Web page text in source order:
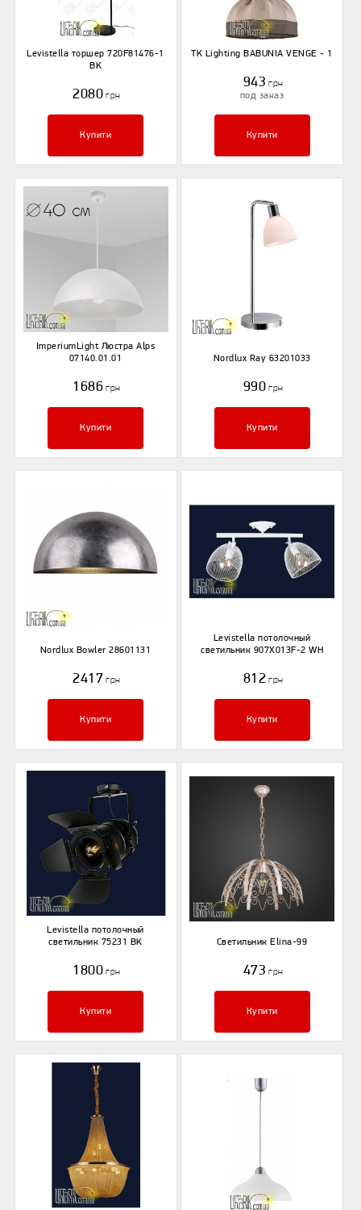
Levistella торшер 720F81476-1
BK
2080 грн
Купити
TK Lighting BABUNIA VENGE - 1
943 грн
под заказ
Купити
ImperiumLight Люстра Alps
07140.01.01
1686 грн
Купити
Nordlux Ray 63201033
990 грн
Купити
Nordlux Bowler 28601131
2417 грн
Купити
Levistella потолочный
светильник 907X013F-2 WH
812 грн
Купити
Levistella потолочный
светильник 75231 BK
1800 грн
Купити
Светильник Elina-99
473 грн
Купити